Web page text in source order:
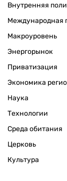
Внутренняя
Международная
Макроуровень
Энергорынок
Приватизация
Экономика
Наука
Технологии
Среда обитания
Церковь
Культура